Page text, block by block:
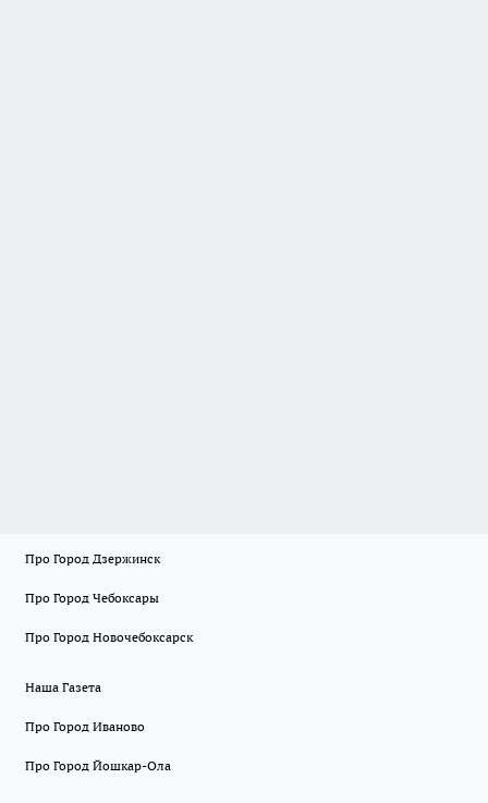
Про Город Дзержинск
Про Город Чебоксары
Про Город Новочебоксарск
Наша Газета
Про Город Иваново
Про Город Йошкар-Ола